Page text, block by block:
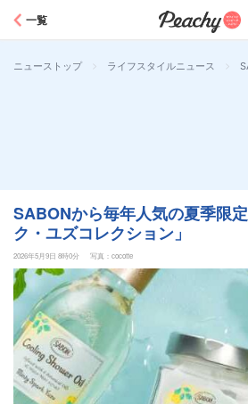
一覧
ニューストップ > ライフスタイルニュース >
SABONから毎年人気の夏季限
ク・ユズコレクション」
2026年5月9日 8時0分 写真：cocotte